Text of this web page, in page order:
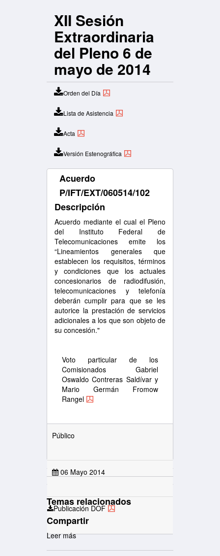
XII Sesión
Extraordinaria
del Pleno 6 de
mayo de 2014
Orden del Día
Lista de Asistencia
Acta
Versión Estenográfica
Acuerdo
P/IFT/EXT/060514/102
Descripción
Acuerdo mediante el cual el Pleno
del Instituto Federal de
Telecomunicaciones emite los
“Lineamientos generales que
establecen los requisitos, términos
y condiciones que los actuales
concesionarios de radiodifusión,
telecomunicaciones y telefonía
deberán cumplir para que se les
autorice la prestación de servicios
adicionales a los que son objeto de
su concesión."
Voto particular de los
Comisionados Gabriel
Oswaldo Contreras Saldívar y
Mario Germán Fromow
Rangel
Público
06 Mayo 2014
Publicación DOF
Temas relacionados
Compartir
Leer mássobre XII